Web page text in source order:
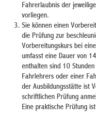
Fahrerlaubnis der
vorliegen.
Sie können einen
die Prüfung zur
Vorbereitungskurs bei
umfasst eine Dauer von
enthalten sind 10 Stun
Fahrlehrers oder einer
der Ausbildungsstätte ist
schriftlichen Prüfung
Eine praktische Prüfung